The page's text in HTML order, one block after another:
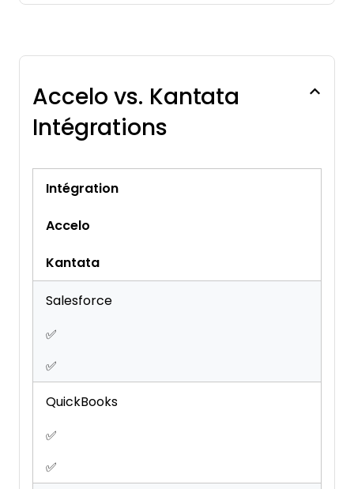
Multi-User
Scheduling
Status Notifications
Task Scheduling/Tracking
Workflow Management
Accelo vs. Kantata
Intégrations
Intégration
Accelo
Kantata
Salesforce
✅
✅
QuickBooks
✅
✅